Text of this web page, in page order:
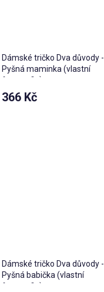
Dámské tričko Dva důvody -
Pyšná maminka (vlastní
fotografie)
366 Kč
Dámské tričko Dva důvody -
Pyšná babička (vlastní
fotografie)